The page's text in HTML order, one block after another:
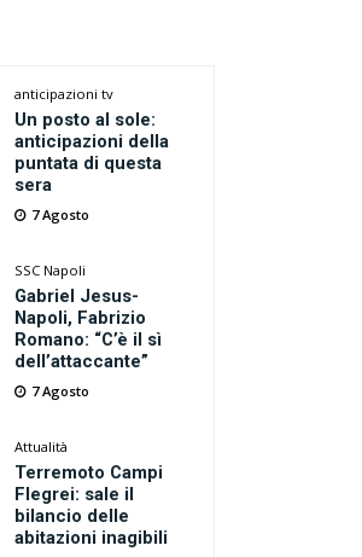
anticipazioni tv
Un posto al sole:
anticipazioni della
puntata di questa
sera
7 Agosto
SSC Napoli
Gabriel Jesus-
Napoli, Fabrizio
Romano: “C’è il sì
dell’attaccante”
7 Agosto
Attualità
Terremoto Campi
Flegrei: sale il
bilancio delle
abitazioni inagibili